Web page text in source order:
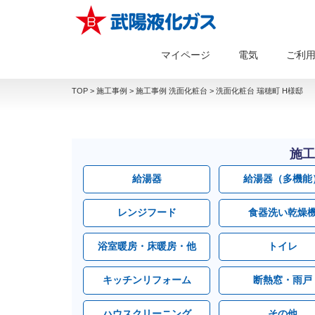
マイページ 電気 ご利
TOP > 施工事例 > 施工事例 洗面化粧台 > 洗面化粧台 瑞穂町 H様邸
施
給湯器 給湯器（多機能
レンジフード 食器洗い乾燥
浴室暖房・床暖房・他 トイレ
キッチンリフォーム 断熱窓・雨戸